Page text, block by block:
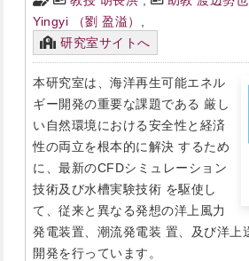
Yingyi （劉 盈溢）
研究室サイトへ
本研究室は、海洋再生可能エネル
ギー開発の重要な課題である 厳し
い自然環境における安全性と経済
性の両立を根本的に解決 するため
に、最新のCFDシミュレーション
技術及び水槽実験技術 を駆使し
て、従来と異なる発想の洋上風力
発電装置、潮流発電装 置、及び洋上
開発を行っています。